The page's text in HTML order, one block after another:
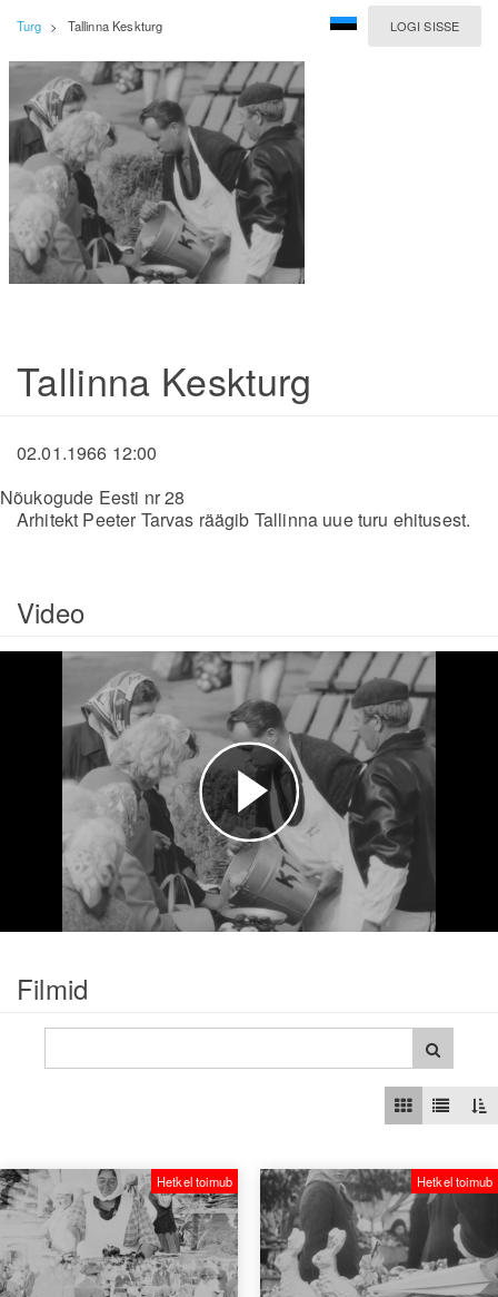
LOGI SISSE
Turg > Tallinna Keskturg
Tallinna Keskturg
02.01.1966 12:00
Nõukogude Eesti nr 28
Arhitekt Peeter Tarvas räägib Tallinna uue turu ehitusest.
Video
Esita
video
Filmid
Hetkel toimub Hetkel toimub